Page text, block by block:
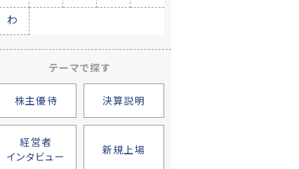
わ
テーマで探す
株主優待 決算説明
経営者
インタビュー
新規上場